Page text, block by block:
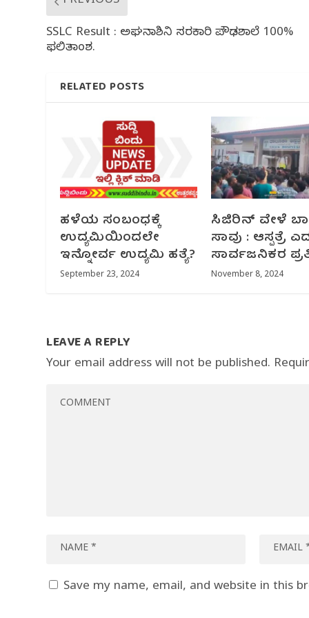
SSLC Result : ಅಘನಾಶಿನಿ ಸರಕಾರಿ ಪ್ರೌಢಶಾಲೆ 100%
ಫಲಿತಾಂಶ.
RELATED POSTS
ಹಳೆಯ ಸಂಬಂಧಕ್ಕೆ
ಉದ್ಯಮಿಯಿಂದಲೇ
ಇನ್ನೋರ್ವ ಉದ್ಯಮಿ ಹತ್ಯೆ?
September 23, 2024
ಸಿಜಿರಿನ್ ವೇಳೆ
ಸಾವು : ಆಸ್ಪತ್ರೆ
ಸಾರ್ವಜನಿಕರ
November 8, 2024
LEAVE A REPLY
Your email address will not be published.
Save my name, email, and website in this